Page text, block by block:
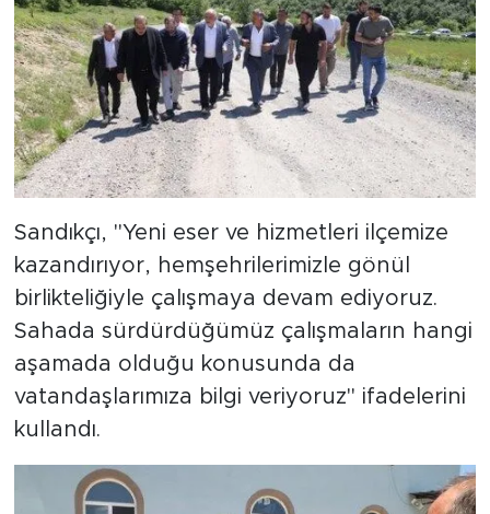
Sandıkçı, "Yeni eser ve hizmetleri ilçemize
kazandırıyor, hemşehrilerimizle gönül
birlikteliğiyle çalışmaya devam ediyoruz.
Sahada sürdürdüğümüz çalışmaların hangi
aşamada olduğu konusunda da
vatandaşlarımıza bilgi veriyoruz" ifadelerini
kullandı.